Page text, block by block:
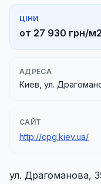
ЦІНИ
от 27 930 грн/м2
АДРЕСА
Киев, ул.
САЙТ
http://cpg.kiev.ua/
ул. Драгоманова,